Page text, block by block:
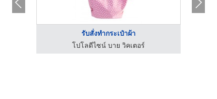
รับสั่งทำกระเป๋าผ้า
โปโลดีไซน์ บาย วิคเตอร์